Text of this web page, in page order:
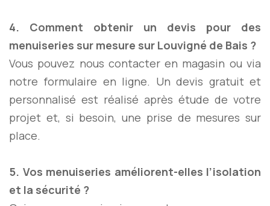
4. Comment obtenir un devis pour des
menuiseries sur mesure sur Louvigné de Bais ?
Vous pouvez nous contacter en magasin ou via
notre formulaire en ligne. Un devis gratuit et
personnalisé est réalisé après étude de votre
projet et, si besoin, une prise de mesures sur
place.
5. Vos menuiseries améliorent-elles l’isolation
et la sécurité ?